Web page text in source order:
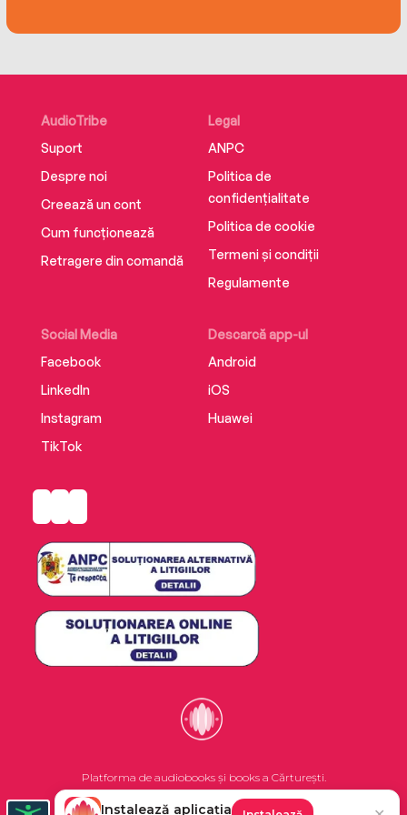
AudioTribe
Suport
Despre noi
Creează un cont
Cum funcționează
Retragere din comandă
Social Media
Facebook
LinkedIn
Instagram
TikTok
Descarcă app-ul
Android
iOS
Huawei
Legal
ANPC
Politica de
confidențialitate
Politica de cookie
Termeni și condiții
Regulamente
Platforma de audiobooks și books a Cărturești.
Instalează aplicația